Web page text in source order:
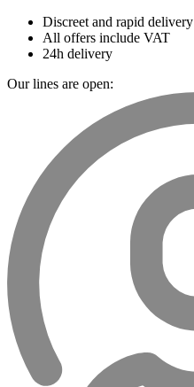
Discreet and rapid delivery
All offers include VAT
24h delivery
Our lines are open: